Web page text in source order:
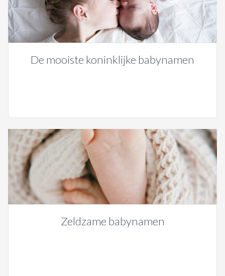
De mooiste koninklijke babynamen
Zeldzame babynamen